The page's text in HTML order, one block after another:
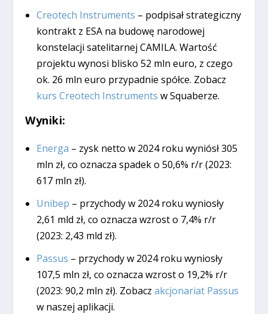
Creotech Instruments – podpisał strategiczny
kontrakt z ESA na budowę narodowej
konstelacji satelitarnej CAMILA. Wartość
projektu wynosi blisko 52 mln euro, z czego
ok. 26 mln euro przypadnie spółce. Zobacz
kurs Creotech Instruments w Squaberze.
Wyniki:
Energa – zysk netto w 2024 roku wyniósł 305
mln zł, co oznacza spadek o 50,6% r/r (2023:
617 mln zł).
Unibep – przychody w 2024 roku wyniosły
2,61 mld zł, co oznacza wzrost o 7,4% r/r
(2023: 2,43 mld zł).
Passus – przychody w 2024 roku wyniosły
107,5 mln zł, co oznacza wzrost o 19,2% r/r
(2023: 90,2 mln zł). Zobacz akcjonariat Passus
w naszej aplikacji.